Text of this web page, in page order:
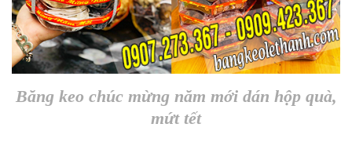
Băng keo chúc mừng năm mới dán hộp quà,
mứt tết